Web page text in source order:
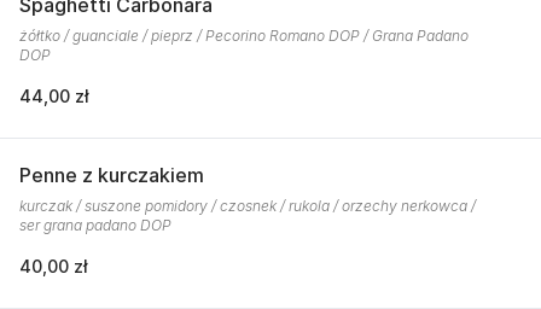
Spaghetti Carbonara
żółtko / guanciale / pieprz / Pecorino Romano DOP / Grana Padano
DOP
44,00 zł
Penne z kurczakiem
kurczak / suszone pomidory / czosnek / rukola / orzechy nerkowca /
ser grana padano DOP
40,00 zł